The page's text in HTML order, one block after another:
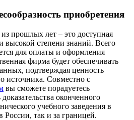
приобретения
прошлых лет – это доступная
высокой степени знаний. Всего
для оплаты и оформления
фирма будет обеспечивать
подтверждая ценность
источника. Совместно с
вы сможете порадуетесь
оконченного
учебного заведения в
так и за границей.